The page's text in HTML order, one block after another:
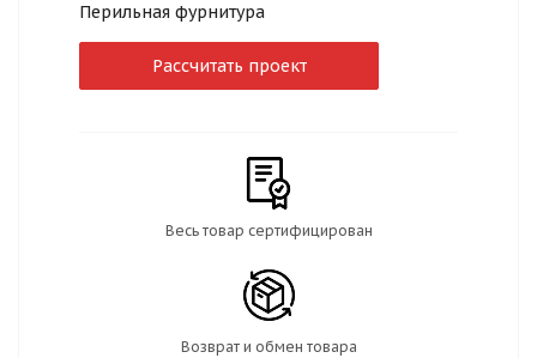
Перильная фурнитура
Рассчитать проект
Весь товар сертифицирован
Возврат и обмен товара